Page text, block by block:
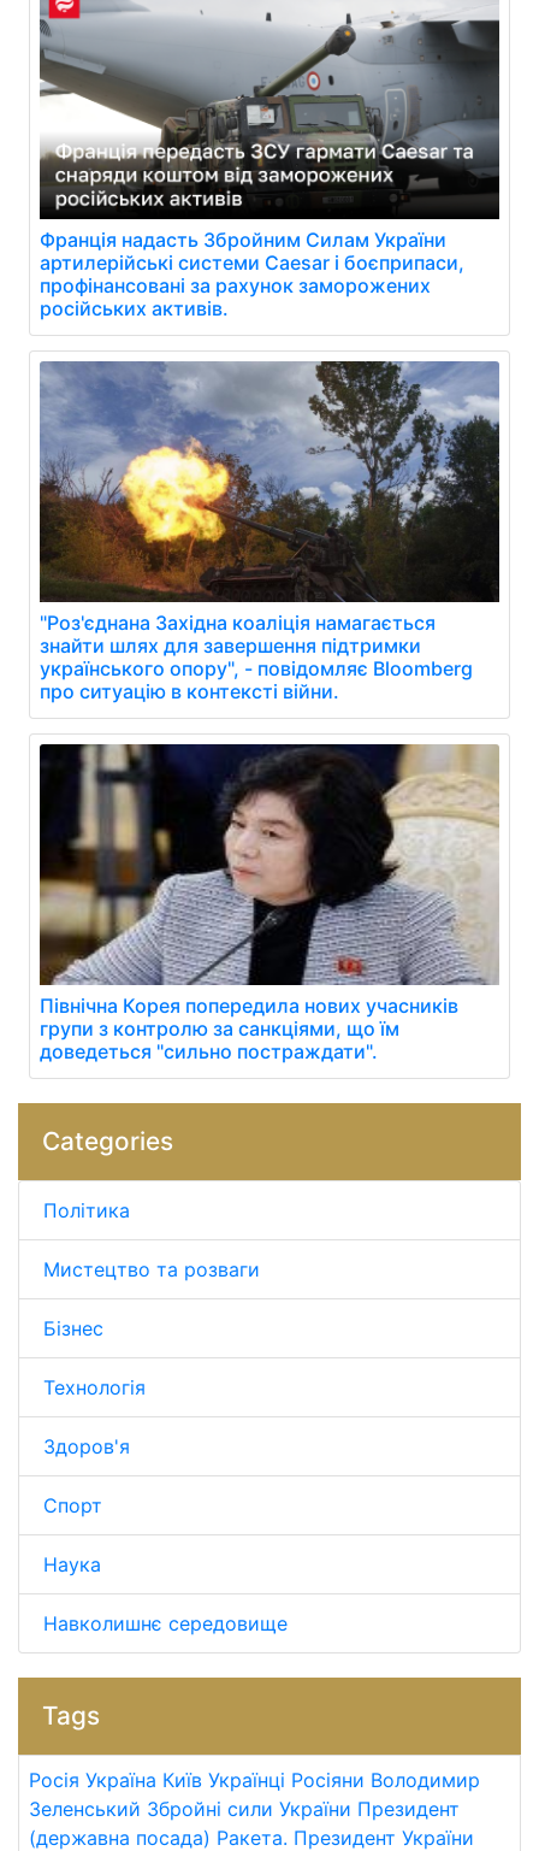
Франція надасть Збройним Силам України
артилерійські системи Caesar і боєприпаси,
профінансовані за рахунок заморожених
російських активів.
"Роз'єднана Західна коаліція намагається
знайти шлях для завершення підтримки
українського опору", - повідомляє Bloomberg
про ситуацію в контексті війни.
Північна Корея попередила нових учасників
групи з контролю за санкціями, що їм
доведеться "сильно постраждати".
Categories
Політика
Мистецтво та розваги
Бізнес
Технологія
Здоров'я
Спорт
Наука
Навколишнє середовище
Tags
Росія Україна Київ Українці Росіяни Володимир
Зеленський Збройні сили України Президент
(державна посада) Ракета. Президент України